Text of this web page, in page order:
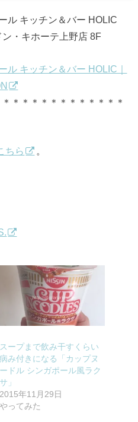
ル キッチン＆バー HOLIC
・キホーテ上野店 8F
ル キッチン＆バー HOLIC｜
＊＊＊＊＊＊＊＊＊＊＊＊
ちら 。
スープまで飲み干すくらい
病み付きになる「カップヌ
ードル シンガポール風ラク
サ」
2015年11月29日
やってみた